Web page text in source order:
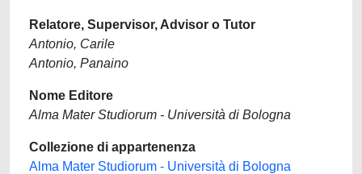
Relatore, Supervisor, Advisor o Tutor
Antonio, Carile
Antonio, Panaino
Nome Editore
Alma Mater Studiorum - Università di Bologna
Collezione di appartenenza
Alma Mater Studiorum - Università di Bologna